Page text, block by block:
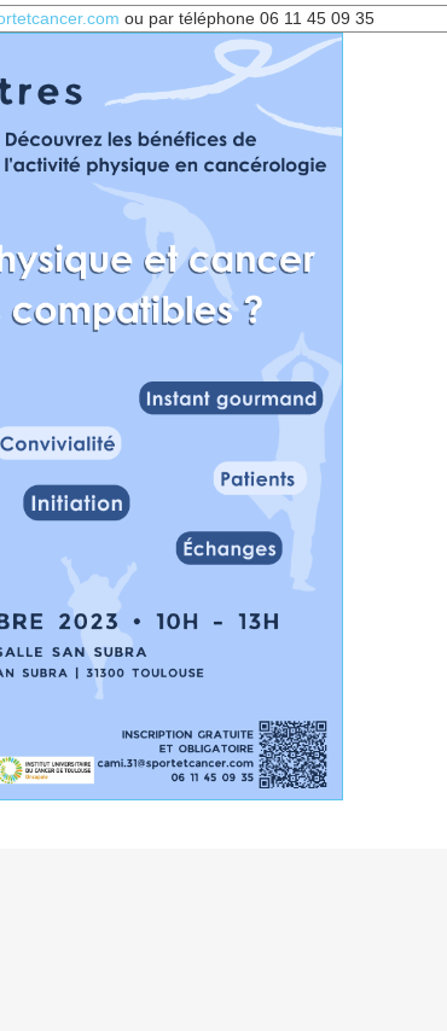
ou par téléphone 06 11 45 09 35